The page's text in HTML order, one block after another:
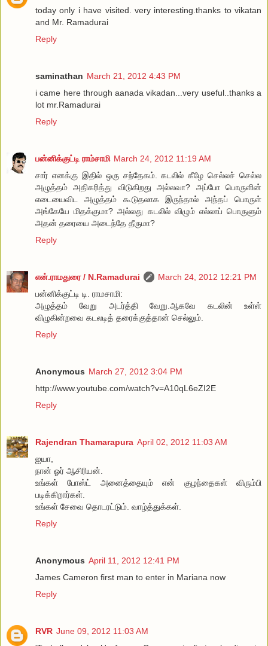
today only i have visited. very interesting.thanks to vikatan
and Mr. Ramadurai
Reply
saminathan March 21, 2012 4:43 PM
i came here through aanada vikadan...very useful..thanks a
lot mr.Ramadurai
Reply
பன்னிக்குட்டி ராம்சாமி March 24, 2012 11:19 AM
சார் எனக்கு இதில் ஒரு சந்தேகம். கடலில் கீழே செல்லச் செல்ல
அழுத்தம் அதிகரித்து விடுகிறது அல்லவா? அப்போ பொருளின்
எடையைவிட அழுத்தம் கூடுதலாக இருந்தால் அந்தப் பொருள்
அங்கேயே மிதக்குமா? அல்லது கடலில் விழும் எல்லாப் பொருளும்
அதன் தரையை அடைந்தே தீருமா?
Reply
என்.ராமதுரை / N.Ramadurai
March 24, 2012 12:21 PM
பன்னிக்குட்டி டி. ராமசாமி:
அழுத்தம் வேறு அடர்த்தி வேறு.ஆகவே கடலின் உள்ள்
விழுகின்றவை கடலடித் தரைக்குத்தான் செல்லும்.
Reply
Anonymous March 27, 2012 3:04 PM
http://www.youtube.com/watch?v=A10qL6eZI2E
Reply
Rajendran Thamarapura April 02, 2012 11:03 AM
ஐயா,
நான் ஓர் ஆசிரியன்.
உங்கள் போஸ்ட் அனைத்தையும் என் குழந்தைகள் விரும்பி
படிக்கிறார்கள்.
உங்கள் சேவை தொடரட்டும். வாழ்த்துக்கள்.
Reply
Anonymous April 11, 2012 12:41 PM
James Cameron first man to enter in Mariana now
Reply
RVR June 09, 2012 11:03 AM